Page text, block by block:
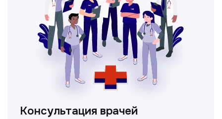
Мультиспиральная
компьютерная томография
Высокоточный метод диагностики,
позволяющий получить детальные
изображения внутренних органов и тканей.